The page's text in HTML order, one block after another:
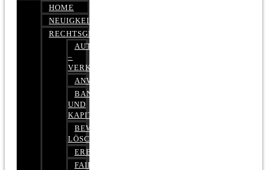
HOME
NEUIGKEITEN
RECHTSGEBIETE
AUTOBETRUG
–
VERKEHRSRECHT
ANWALTSHAFTUNGSRECHT
BANK-
UND
KAPITALMARKTRECHT
BEWERTUNGEN
LÖSCHEN
ERBRECHT
FAIRMIETEN